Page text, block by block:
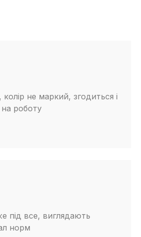
колір не маркий, згодиться і
на роботу
під все, виглядають
норм